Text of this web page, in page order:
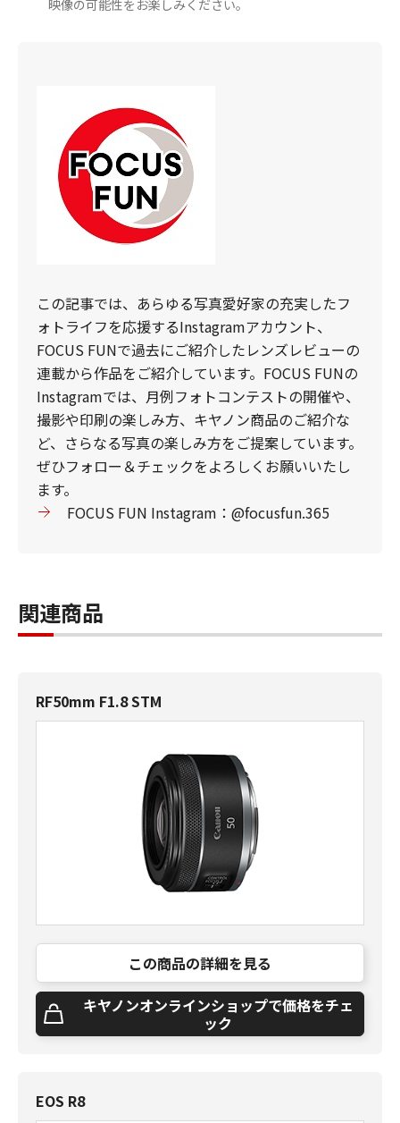
映像の可能性をお楽しみください。
この記事では、あらゆる写真愛好家の充実したフ
ォトライフを応援するInstagramアカウント、
FOCUS FUNで過去にご紹介したレンズレビューの
連載から作品をご紹介しています。FOCUS FUNの
Instagramでは、月例フォトコンテストの開催や、
撮影や印刷の楽しみ方、キヤノン商品のご紹介な
ど、さらなる写真の楽しみ方をご提案しています。
ぜひフォロー＆チェックをよろしくお願いいたし
ます。
FOCUS FUN Instagram：@focusfun.365
関連商品
RF50mm F1.8 STM
この商品の詳細を見る
キヤノンオンラインショップで価格をチェ
ック
EOS R8